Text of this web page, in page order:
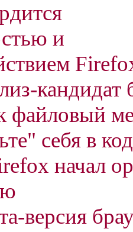
и
кандидат
файловый
себя в
начал
версия